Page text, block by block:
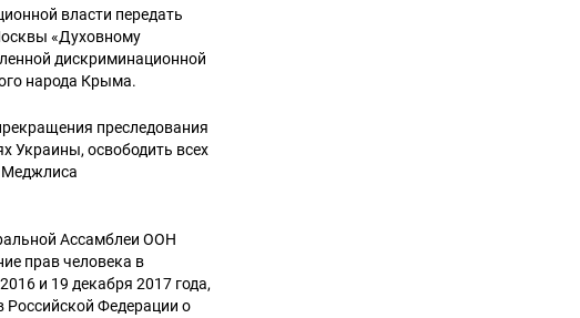
власти передать
«Духовному
дискриминационной
народа Крыма.
преследования
Украины, освободить всех
Меджлиса
Ассамблеи ООН
прав человека в
и 19 декабря 2017 года,
Федерации о